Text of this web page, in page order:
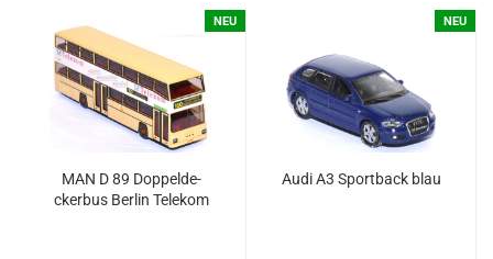
NEU
MAN D 89 Dop­pel­de­
cker­bus Ber­lin Te­le­kom
NEU
Audi A3 Sport­back blau